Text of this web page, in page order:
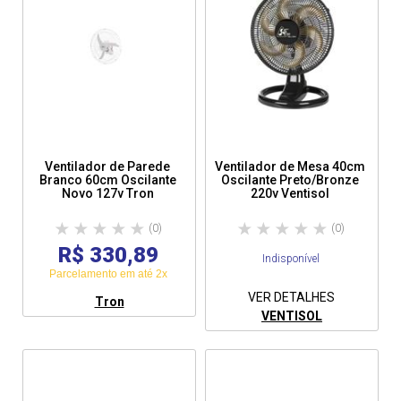
Potência: 130w
Rotação (RPM): 1.650 rpm máximo
Garantia: 12 meses (Ofertada pelo fabricante)
Ventilador de Parede
Branco 60cm Oscilante
Novo 127v Tron
(0)
R$ 330,89
Parcelamento em até 2x
Tron
Ventilador de Mesa 40cm
Oscilante Preto/Bronze
220v Ventisol
(0)
Indisponível
VER DETALHES
VENTISOL